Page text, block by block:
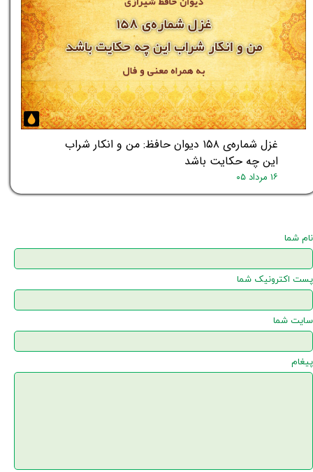
غزل شماره‌ی ۱۵۸ دیوان حافظ: من و انکار شراب
این چه حکایت باشد
۱۶ مرداد ۰۵
نام شما
پست اکترونیک شما
سایت شما
پیغام